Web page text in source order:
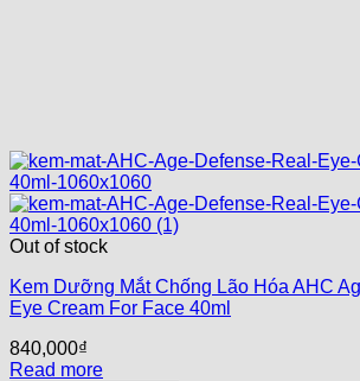
Out of stock
Kem Dưỡng Mắt Chống Lão Hóa AHC
Eye Cream For Face 40ml
840,000₫
Read more